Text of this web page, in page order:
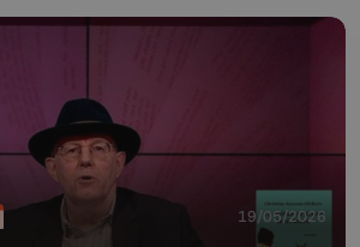
19/05/2026